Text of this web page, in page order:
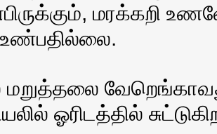
மரக்கறி
உண்பதில்லை.
மறுத்தலை
ஓரிடத்தில்